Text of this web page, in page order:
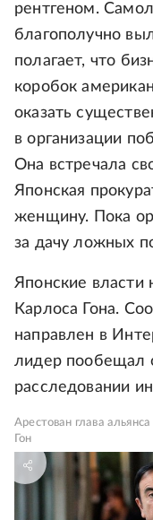
рентгеном.
благополучно
полагает, что
коробок
оказать
в организации
Она встречала
Японская
женщину. Пока
за дачу ложных
Японские власти
Карлоса Гона.
направлен в
лидер пообещал
расследовании
Арестован глава
Гон